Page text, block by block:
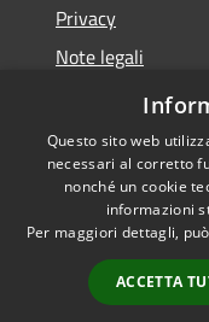
Privacy
Note legali
Dichiarazione di
Accessibilità
Questo sito web
necessari al corretto
nonché un cookie
informazioni
Per maggiori dettagli,
ACCETTA